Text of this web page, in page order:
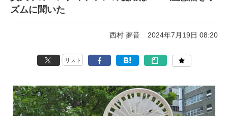
ズムに聞いた
西村 夢音 2024年7月19日 08:20
リスト